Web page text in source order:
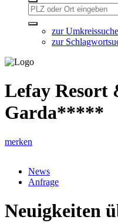
zur Umkreissuche
zur
Lefay Resort
Garda*****
merken
News
Anfrage
Neuigkeiten